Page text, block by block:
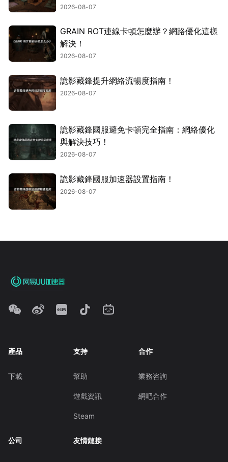
2026-08-07
GRAIN ROT連線卡頓怎麼辦？網路優化這樣
解決！
2026-08-07
詭影藏鋒提升網絡流暢度指南！
2026-08-07
詭影藏鋒國服避免卡頓完全指南：網絡優化
與解決技巧！
2026-08-07
詭影藏鋒國服加速器設置指南！
2026-08-07
產品
下載
支持
幫助
遊戲資訊
Steam
合作
業務咨詢
網吧合作
公司 友情鏈接